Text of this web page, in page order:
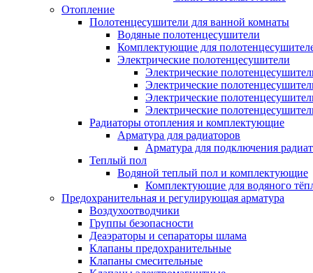
Отопление
Полотенцесушители для ванной комнаты
Водяные полотенцесушители
Комплектующие для
Электрические полотенцесушители
Электрические
Электрические
Электрические
Электрические
Радиаторы отопления и комплектующие
Арматура для радиаторов
Арматура для подключения
Теплый пол
Водяной теплый пол и комплектующие
Комплектующие для водяного
Предохранительная и регулирующая арматура
Воздухоотводчики
Группы безопасности
Деаэраторы и сепараторы шлама
Клапаны предохранительные
Клапаны смесительные